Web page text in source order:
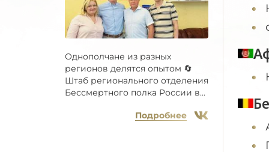
Однополчане из разных
регионов делятся опытом 🔄
Штаб регионального отделения
Бессмертного полка России в...
Подробнее